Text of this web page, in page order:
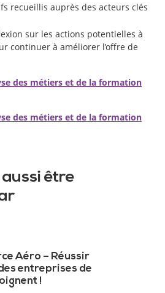
recueillis auprès des acteurs clés
sur les actions potentielles à
continuer à améliorer l’offre de
des métiers et de la formation
des métiers et de la formation
être
Aéro – Réussir
entreprises de
!